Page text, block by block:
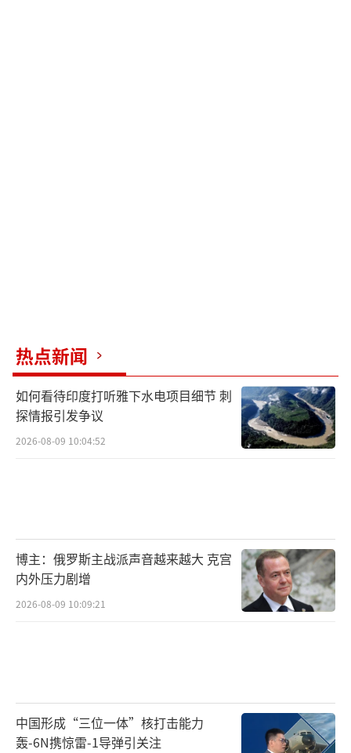
热点新闻
如何看待印度打听雅下水电项目细节 刺
探情报引发争议
2026-08-09 10:04:52
博主：俄罗斯主战派声音越来越大 克宫
内外压力剧增
2026-08-09 10:09:21
中国形成“三位一体”核打击能力
轰-6N携惊雷-1导弹引关注